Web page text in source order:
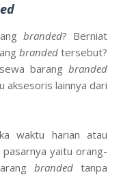
branded? Berniat
branded tersebut?
barang branded
aksesoris lainnya dari
waktu harian atau
yaitu orang-
branded tanpa